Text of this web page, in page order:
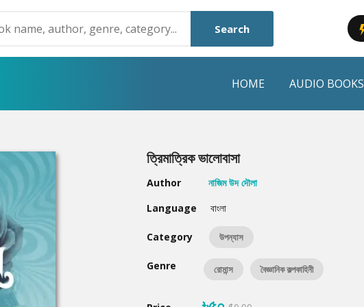
Search
HOME AUDIO BOOKS
Humayun Ahmed
Mouri Morium
Hot & New
ত্রিমাত্রিক ভালোবাসা
Author
নাজিম উদ দৌলা
Language
বাংলা
Category উপন্যাস
Genre রোমান্স বৈজ্ঞানিক কল্পকাহিনী